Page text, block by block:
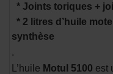
* Joints toriques +
* 2 litres d’huile
synthèse
.
L’huile Motul 5100 est